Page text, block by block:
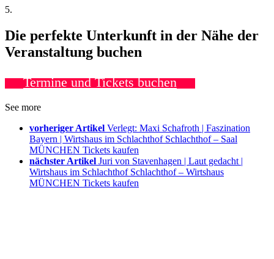
5.
Die perfekte Unterkunft in der Nähe der
Veranstaltung buchen
Termine und Tickets buchen
See more
vorheriger Artikel Verlegt: Maxi Schafroth | Faszination
Bayern | Wirtshaus im Schlachthof Schlachthof – Saal
MÜNCHEN Tickets kaufen
nächster Artikel Juri von Stavenhagen | Laut gedacht |
Wirtshaus im Schlachthof Schlachthof – Wirtshaus
MÜNCHEN Tickets kaufen